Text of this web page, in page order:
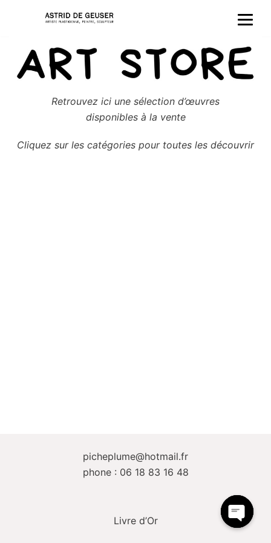
contenu
Retrouvez ici une sélection d’œuvres
disponibles à la vente
Cliquez sur les catégories pour toutes les découvrir
picheplume@hotmail.fr
phone : 06 18 83 16 48
Livre d’Or